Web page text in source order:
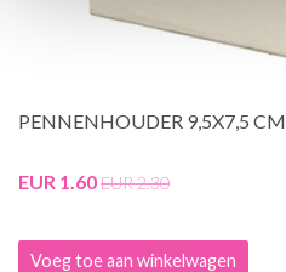
PENNENHOUDER 9,5X7,5 CM
EUR 1.60EUR 2.30
Voeg toe aan winkelwagen